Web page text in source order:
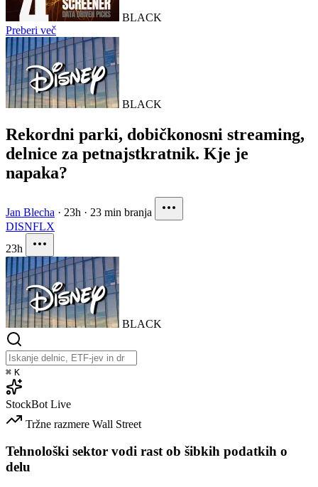
BLACK
Preberi več
BLACK
Rekordni parki, dobičkonosni streaming,
delnice za petnajstkratnik. Kje je
napaka?
Jan Blecha · 23h · 23 min branja
DISNFLX
23h
BLACK
⌘ K
StockBot Live
Tržne razmere Wall Street
Tehnološki sektor vodi rast ob šibkih podatkih o
delu